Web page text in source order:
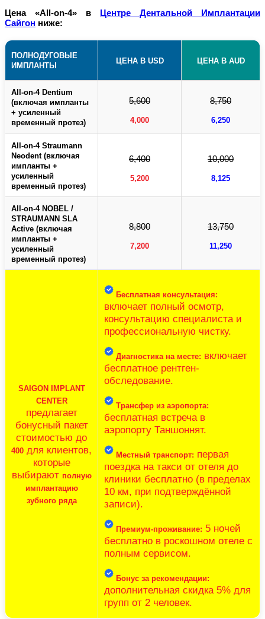
Цена «All-on-4» в Центре Дентальной Имплантации
Сайгон ниже:
ПОЛНОДУГОВЫЕ
ИМПЛАНТЫ
ЦЕНА В USD ЦЕНА В AUD
All-on-4 Dentium
(включая импланты
+ усиленный
временный протез)
5,600
4,000
8,750
6,250
All-on-4 Straumann
Neodent (включая
импланты +
усиленный
временный протез)
6,400
5,200
10,000
8,125
All-on-4 NOBEL /
STRAUMANN SLA
Active (включая
импланты +
усиленный
временный протез)
8,800
7,200
13,750
11,250
SAIGON IMPLANT
CENTER
предлагает
бонусный пакет
стоимостью до
400 для клиентов,
которые
выбирают полную
имплантацию
зубного ряда
Бесплатная консультация:
включает полный осмотр,
консультацию специалиста и
профессиональную чистку.
Диагностика на месте: включает
бесплатное рентген-
обследование.
Трансфер из аэропорта:
бесплатная встреча в
аэропорту Таншоннят.
Местный транспорт: первая
поездка на такси от отеля до
клиники бесплатно (в пределах
10 км, при подтверждённой
записи).
Премиум-проживание: 5 ночей
бесплатно в роскошном отеле с
полным сервисом.
Бонус за рекомендации:
дополнительная скидка 5% для
групп от 2 человек.